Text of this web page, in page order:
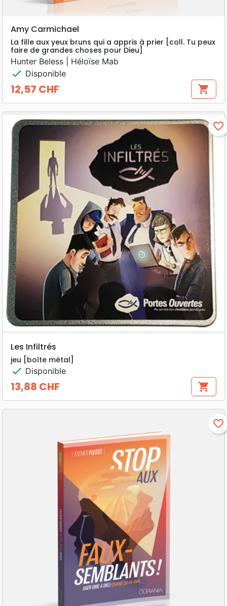
Amy Carmichael
La fille aux yeux bruns qui a appris à prier [coll. Tu peux
faire de grandes choses pour Dieu]
Hunter Beless | Héloïse Mab
check Disponible
Prix
12,57 CHF shopping_cart
favorite_border
Les Infiltrés
jeu [boîte métal]
check Disponible
Prix
13,88 CHF shopping_cart
favorite_border